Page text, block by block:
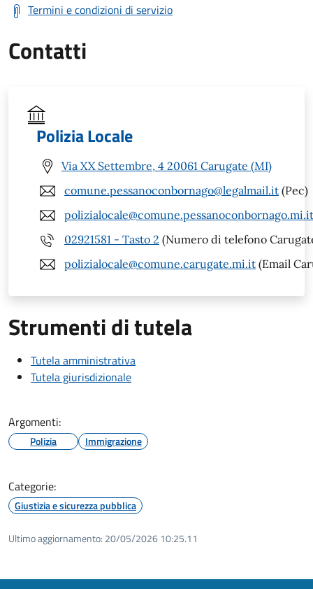
Termini e condizioni di servizio
Contatti
Polizia Locale
Via XX Settembre, 4 20061 Carugate (MI)
comune.pessanoconbornago@legalmail.it (Pec)
polizialocale@comune.pessanoconbornago.mi.it
02921581 - Tasto 2 (Numero di telefono
polizialocale@comune.carugate.mi.it (Email
Strumenti di tutela
Tutela amministrativa
Tutela giurisdizionale
Argomenti:
Polizia Immigrazione
Categorie:
Giustizia e sicurezza pubblica
Ultimo aggiornamento: 20/05/2026 10:25.11